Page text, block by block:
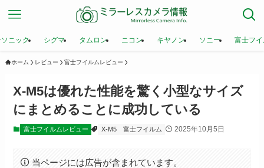
ニック シグマ タムロン ニコン キヤノン ソニー 富士フ
ホーム レビュー 富士フイルムレビュー
X-M5は優れた性能を驚く小型なサイズ
にまとめることに成功している
富士フイルムレビュー X-M5 富士フイルム 2025年10月5日
当ページには広告が含まれています。